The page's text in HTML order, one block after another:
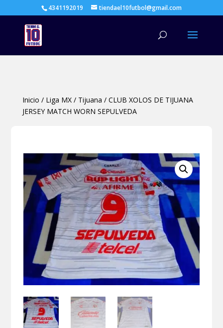
4341192019 tiendael10futbol@gmail.com
Inicio / Liga MX/ Tijuana / CLUB XOLOS DE TIJUANA
JERSEY MATCH WORN SEPULVEDA